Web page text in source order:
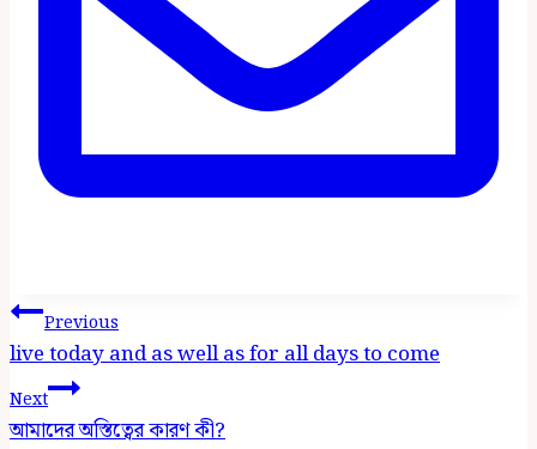
Post
Navigation
Previous
live today and as well as for all days to come
Next
আমাদের অস্তিত্বের কারণ কী?